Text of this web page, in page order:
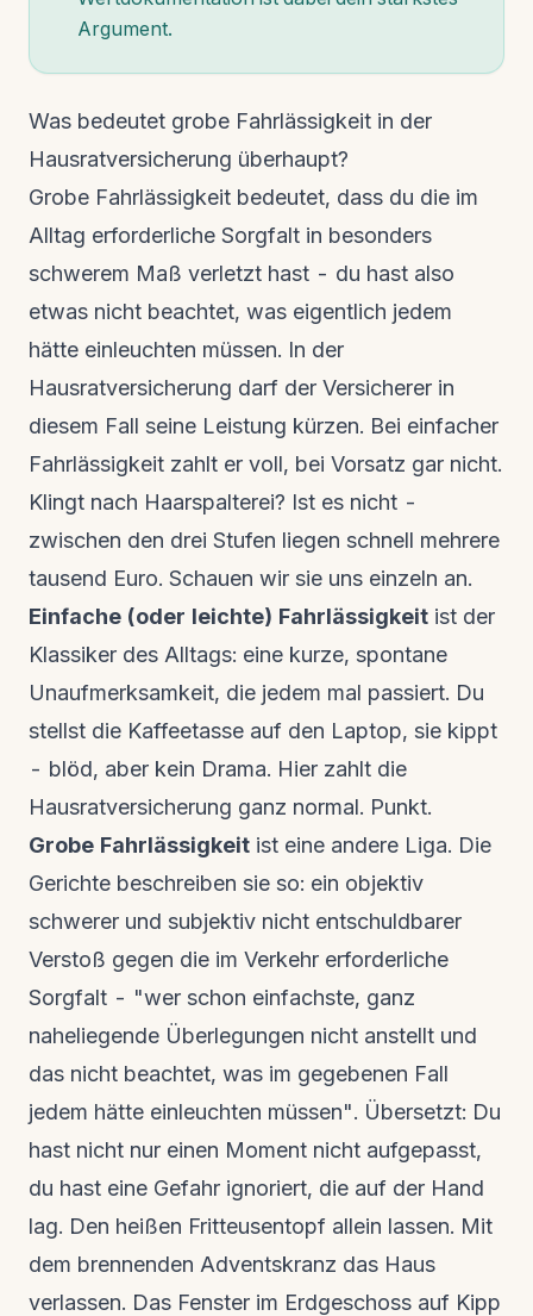
Argument.
Was bedeutet grobe Fahrlässigkeit in der
Hausratversicherung überhaupt?
Grobe Fahrlässigkeit bedeutet, dass du die im
Alltag erforderliche Sorgfalt in besonders
schwerem Maß verletzt hast - du hast also
etwas nicht beachtet, was eigentlich jedem
hätte einleuchten müssen. In der
Hausratversicherung darf der Versicherer in
diesem Fall seine Leistung kürzen. Bei einfacher
Fahrlässigkeit zahlt er voll, bei Vorsatz gar nicht.
Klingt nach Haarspalterei? Ist es nicht -
zwischen den drei Stufen liegen schnell mehrere
tausend Euro. Schauen wir sie uns einzeln an.
Einfache (oder leichte) Fahrlässigkeit ist der
Klassiker des Alltags: eine kurze, spontane
Unaufmerksamkeit, die jedem mal passiert. Du
stellst die Kaffeetasse auf den Laptop, sie kippt
- blöd, aber kein Drama. Hier zahlt die
Hausratversicherung ganz normal. Punkt.
Grobe Fahrlässigkeit ist eine andere Liga. Die
Gerichte beschreiben sie so: ein objektiv
schwerer und subjektiv nicht entschuldbarer
Verstoß gegen die im Verkehr erforderliche
Sorgfalt - "wer schon einfachste, ganz
naheliegende Überlegungen nicht anstellt und
das nicht beachtet, was im gegebenen Fall
jedem hätte einleuchten müssen". Übersetzt: Du
hast nicht nur einen Moment nicht aufgepasst,
du hast eine Gefahr ignoriert, die auf der Hand
lag. Den heißen Fritteusentopf allein lassen. Mit
dem brennenden Adventskranz das Haus
verlassen. Das Fenster im Erdgeschoss auf Kipp